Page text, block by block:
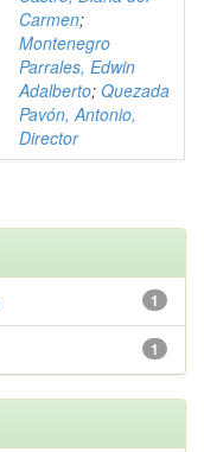
Carmen;
Montenegro
Parrales, Edwin
Adalberto; Quezada
Pavón, Antonio,
Director
1
1